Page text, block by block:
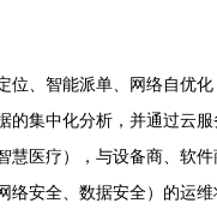
、智能派单、网络自优化
集中化分析，并通过云服
医疗），与设备商、软
安全、数据安全）的运维